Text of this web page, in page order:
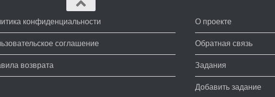
конфиденциальности
соглашение
возврата
О проекте
Обратная связь
Задания
Добавить задание